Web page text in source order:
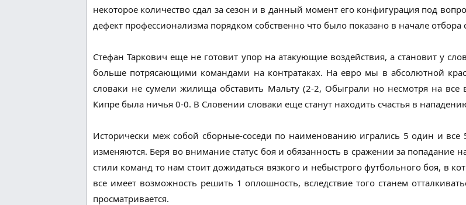
некоторое количество сдал за сезон и в данный момент его конфигурация под
дефект профессионализма порядком собственно что было показано в начале отбора
Стефан Таркович еще не готовит упор на атакующие воздействия, а становит у
больше потрясающими командами на контратаках. На евро мы в абсолютной
словаки не сумели жилища обставить Мальту (2-2, Обыграли но несмотря на все
Кипре была ничья 0-0. В Словении словаки еще станут находить счастья в
Исторически меж собой сборные-соседи по наименованию игрались 5 один и
изменяются. Беря во внимание статус боя и обязанность в сражении за
стили команд то нам стоит дожидаться вязкого и небыстрого футбольного боя, в
все имеет возможность решить 1 оплошность, вследствие того станем
просматривается.